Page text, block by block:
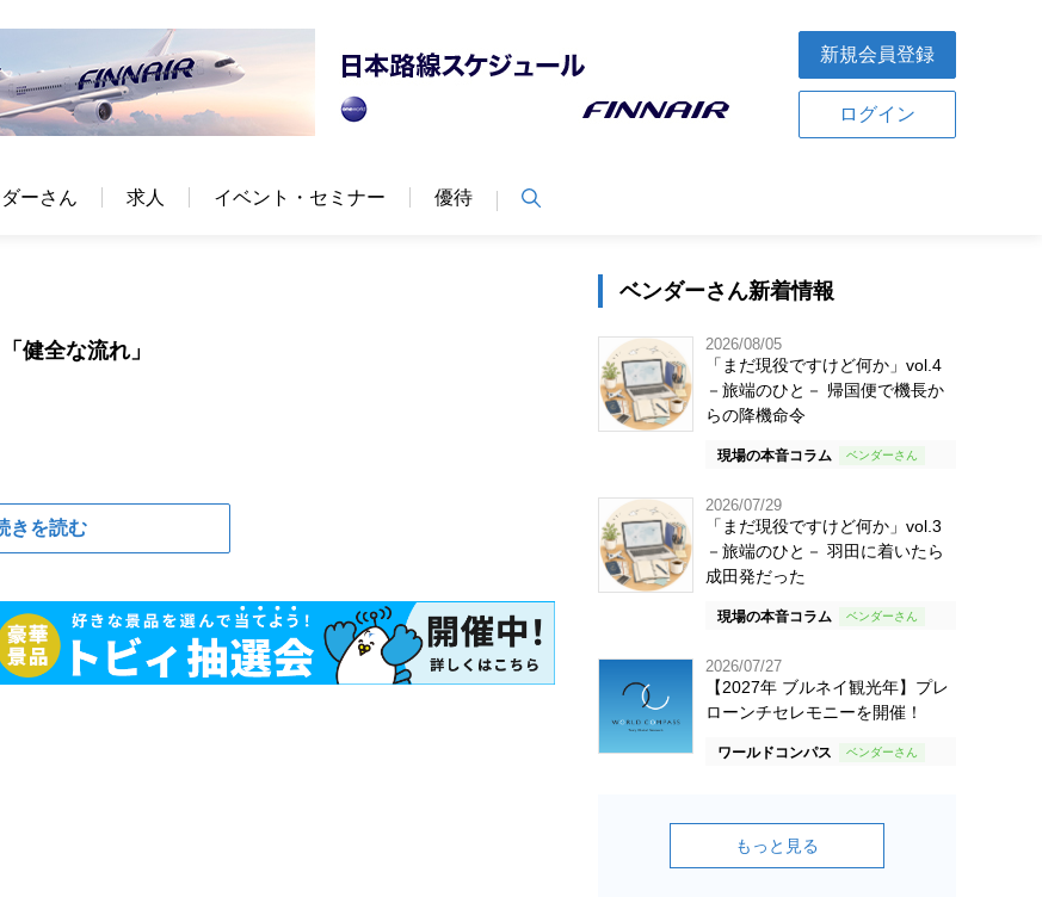
新規会員登録
ログイン
ーさん 求人 イベント・セミナー 優待
健全な流れ」
きを読む
ベンダーさん新着情報
2026/08/05
「まだ現役ですけど何か」vol.4
－旅端のひと－ 帰国便で機長か
らの降機命令
現場の本音コラム
2026/07/29
「まだ現役ですけど何か」vol.3
－旅端のひと－ 羽田に着いたら
成田発だった
現場の本音コラム
2026/07/27
【2027年 ブルネイ観光年】プレ
ローンチセレモニーを開催！
ワールドコンパス
もっと見る